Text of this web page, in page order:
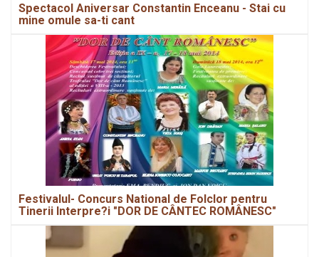
Spectacol Aniversar Constantin Enceanu - Stai cu
mine omule sa-ti cant
Festivalul- Concurs National de Folclor pentru
Tinerii Interpre?i "DOR DE CÂNTEC ROMÂNESC"